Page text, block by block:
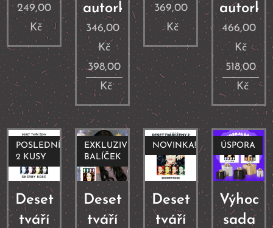
249,00
Kč
autorky
346,00
Kč
398,00
Kč
369,00
Kč
autorky
466,00
Kč
518,00
Kč
Deset
tváří
POSLEDNÍ
2 KUSY
Deset
tváří
EXKLUZIVNÍ
BALÍČEK
Deset
tváří
NOVINKA!
sada
ÚSPORA